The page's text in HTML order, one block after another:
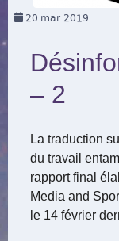
20 mar 2019
– 2
La traduction
du travail
rapport final
Media and
le 14 février